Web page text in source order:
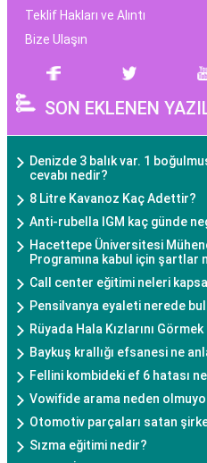
Teklif Hakları ve Alıntı
Bize Ulaşın
SON EKLENEN
Denizde 3 balık var. 1
cevabı nedir?
8 Litre Kavanoz Kaç Adettir?
Anti-rubella IGM kaç günde
Hacettepe Üniversitesi
Programına kabul için şartlar
Call center eğitimi neleri
Pensilvanya eyaleti nerede
Rüyada Hala Kızlarını Görmek
Baykuş krallığı efsanesi ne
Fellini kombideki ef 6 hatası
Vowifide arama neden
Otomotiv parçaları satan
Sızma eğitimi nedir?